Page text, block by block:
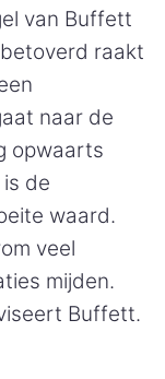
van Buffett
raakt
naar de
opwaarts
de
waard.
veel
mijden.
Buffett.